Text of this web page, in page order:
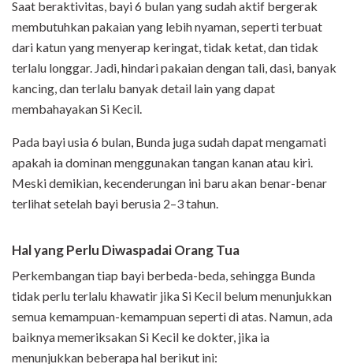
Saat beraktivitas, bayi 6 bulan yang sudah aktif bergerak
membutuhkan pakaian yang lebih nyaman, seperti terbuat
dari katun yang menyerap keringat, tidak ketat, dan tidak
terlalu longgar. Jadi, hindari pakaian dengan tali, dasi, banyak
kancing, dan terlalu banyak detail lain yang dapat
membahayakan Si Kecil.
Pada bayi usia 6 bulan, Bunda juga sudah dapat mengamati
apakah ia dominan menggunakan tangan kanan atau kiri.
Meski demikian, kecenderungan ini baru akan benar-benar
terlihat setelah bayi berusia 2–3 tahun.
Hal yang Perlu Diwaspadai Orang Tua
Perkembangan tiap bayi berbeda-beda, sehingga Bunda
tidak perlu terlalu khawatir jika Si Kecil belum menunjukkan
semua kemampuan-kemampuan seperti di atas. Namun, ada
baiknya memeriksakan Si Kecil ke dokter, jika ia
menunjukkan beberapa hal berikut ini: